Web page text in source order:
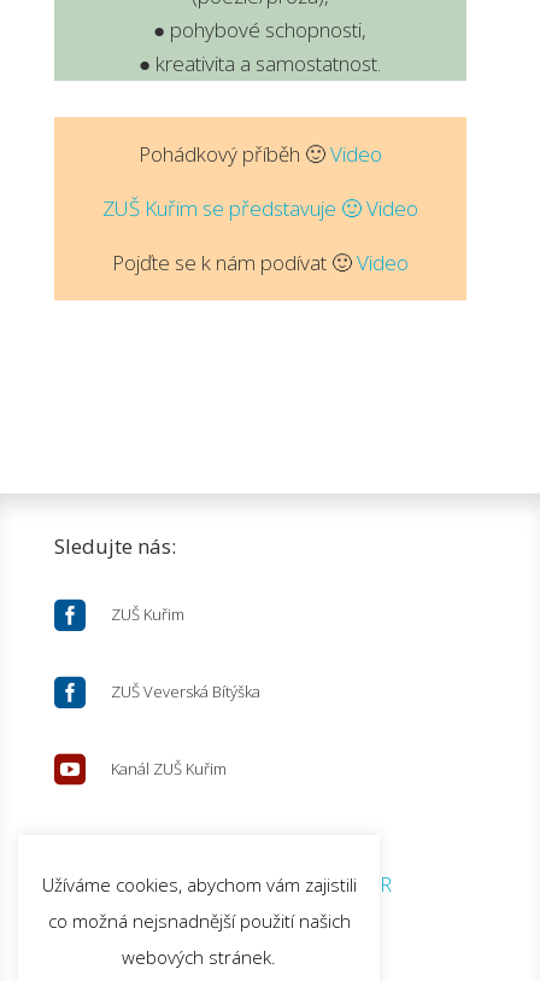
● pohybové schopnosti,
● kreativita a samostatnost.
Pohádkový příběh 🙂Video
ZUŠ Kuřim se představuje 🙂Video
Pojďte se k nám podívat 🙂Video
Sledujte nás:
 ZUŠ Kuřim
 ZUŠ Veverská Bítýška
 Kanál ZUŠ Kuřim
© 2026 ZUŠ Kuřim |GDPR
Užíváme cookies, abychom vám zajistili
co možná nejsnadnější použití našich
webových stránek.